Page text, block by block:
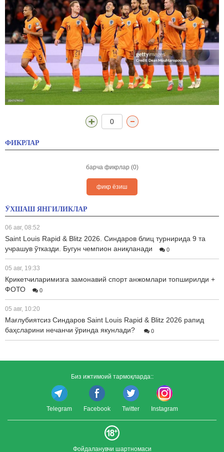
0
ФИКРЛАР
барча фикрлар (0)
фикр ёзиш
ЎХШАШ ЯНГИЛИКЛАР
06 авг, 08:52
Saint Louis Rapid & Blitz 2026. Синдаров блиц турнирида 9 та
учрашув ўтказди. Бугун чемпион аниқланади
0
05 авг, 19:33
Крикетчиларимизга замонавий спорт анжомлари топширилди +
ФОТО
0
05 авг, 10:20
Мағлубиятсиз Синдаров Saint Louis Rapid & Blitz 2026 рапид
баҳсларини нечанчи ўринда якунлади?
0
Биз ижтимоий тармоқларда::
Telegram Facebook Twitter Instagram
Фойдаланувчи шартномаси